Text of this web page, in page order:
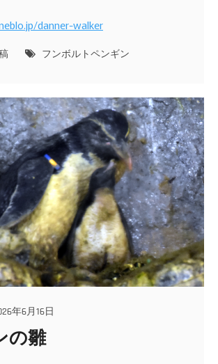
danner-walker
フンボルトペンギン
年6月16日
の雛